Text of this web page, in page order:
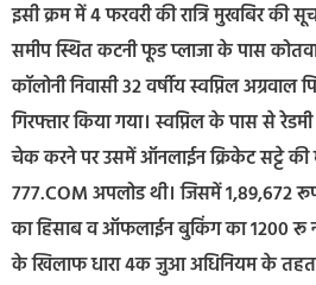
इसी क्रम में 4 फरवरी की रात्रि मुखबिर की
समीप स्थित कटनी फूड प्लाजा के पास
कॉलोनी निवासी 32 वर्षीय स्वप्निल
गिरफ्तार किया गया। स्वप्निल के पास से
चेक करने पर उसमें ऑनलाईन क्रिकेट सट्टे की
777.COM अपलोड थी। जिसमें 1,89,672
का हिसाब व ऑफलाईन बुकिंग का 1200 रू
के खिलाफ धारा 4क जुआ अधिनियम के तहत